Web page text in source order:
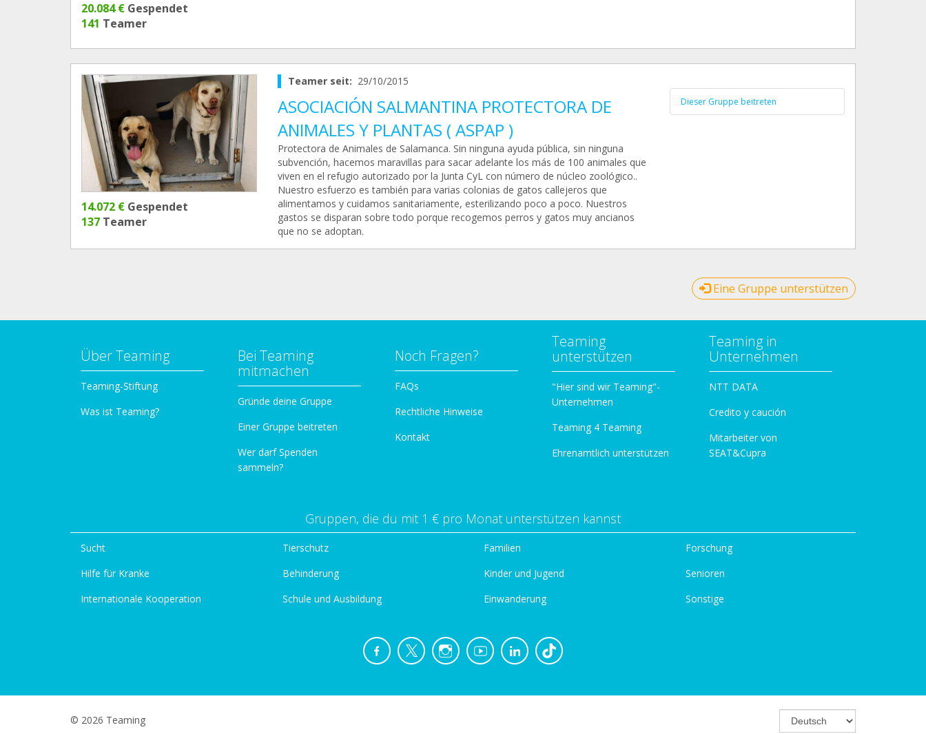
20.084 € Gespendet
141 Teamer
14.072 € Gespendet
137 Teamer
Teamer seit: 29/10/2015
ASOCIACIÓN SALMANTINA PROTECTORA DE
ANIMALES Y PLANTAS ( ASPAP )
Protectora de Animales de Salamanca. Sin ninguna ayuda pública, sin ninguna
subvención, hacemos maravillas para sacar adelante los más de 100 animales que
viven en el refugio autorizado por la Junta CyL con número de núcleo zoológico..
Nuestro esfuerzo es también para varias colonias de gatos callejeros que
alimentamos y cuidamos sanitariamente, esterilizando poco a poco. Nuestros
gastos se disparan sobre todo porque recogemos perros y gatos muy ancianos
que no se adoptan.
Dieser Gruppe beitreten
Eine Gruppe unterstützen
Über Teaming
Teaming-Stiftung
Was ist Teaming?
Bei Teaming
mitmachen
Gründe deine Gruppe
Einer Gruppe beitreten
Wer darf Spenden
sammeln?
Noch Fragen?
FAQs
Rechtliche Hinweise
Kontakt
Teaming
unterstützen
"Hier sind wir Teaming"-
Unternehmen
Teaming 4 Teaming
Ehrenamtlich unterstützen
Teaming in
Unternehmen
NTT DATA
Credito y caución
Mitarbeiter von
SEAT&Cupra
Gruppen, die du mit 1 € pro Monat unterstützen kannst
Sucht
Hilfe für Kranke
Internationale Kooperation
Tierschutz
Behinderung
Schule und Ausbildung
Familien
Kinder und Jugend
Einwanderung
Forschung
Senioren
Sonstige
© 2026 Teaming